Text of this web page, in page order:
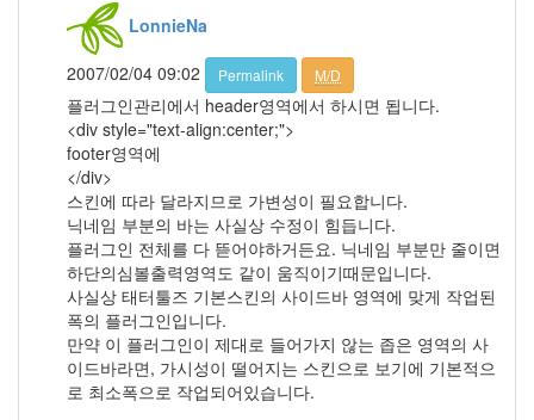
LonnieNa
2007/02/04 09:02
Permalink M/D
플러그인관리에서 header영역에서 하시면 됩니다.
<div style="text-align:center;">
footer영역에
</div>
스킨에 따라 달라지므로 가변성이 필요합니다.
닉네임 부분의 바는 사실상 수정이 힘듭니다.
플러그인 전체를 다 뜯어야하거든요. 닉네임 부분만 줄이면
하단의심볼출력영역도 같이 움직이기때문입니다.
사실상 태터툴즈 기본스킨의 사이드바 영역에 맞게 작업된
폭의 플러그인입니다.
만약 이 플러그인이 제대로 들어가지 않는 좁은 영역의 사
이드바라면, 가시성이 떨어지는 스킨으로 보기에 기본적으
로 최소폭으로 작업되어있습니다.
2006
2006
2006